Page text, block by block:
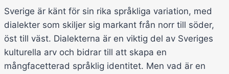
Sverige är känt för sin rika språkliga variation, med
dialekter som skiljer sig markant från norr till söder,
öst till väst. Dialekterna är en viktig del av Sveriges
kulturella arv och bidrar till att skapa en
mångfacetterad språklig identitet. Men vad är en